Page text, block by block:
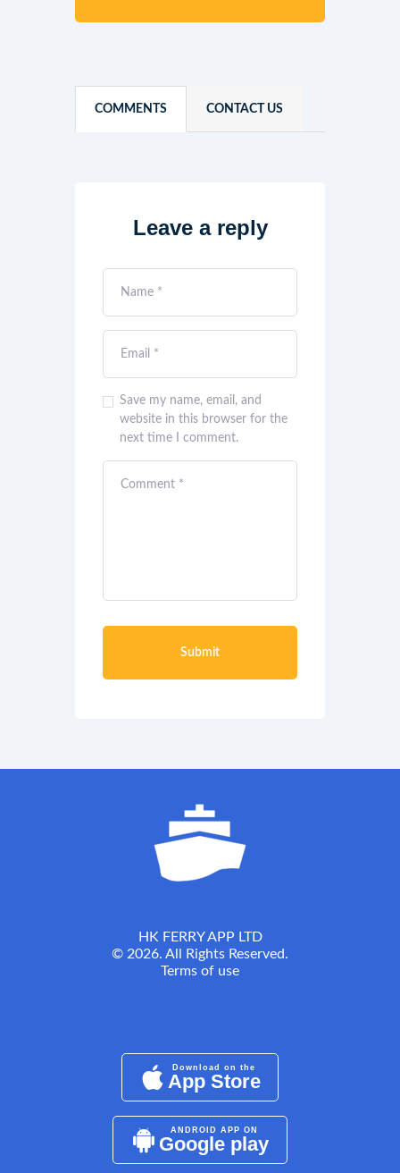
COMMENTS CONTACT US
Leave a reply
Save my name, email, and
website in this browser for the
next time I comment.
HK FERRY APP LTD
© 2026. All Rights Reserved.
Terms of use
Download on the
App Store
ANDROID APP ON
Google play